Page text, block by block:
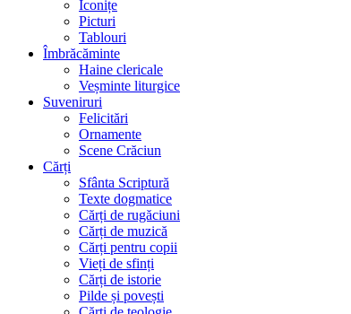
Iconițe
Picturi
Tablouri
Îmbrăcăminte
Haine clericale
Veșminte liturgice
Suveniruri
Felicitări
Ornamente
Scene Crăciun
Cărți
Sfânta Scriptură
Texte dogmatice
Cărți de rugăciuni
Cărți de muzică
Cărți pentru copii
Vieți de sfinți
Cărți de istorie
Pilde și povești